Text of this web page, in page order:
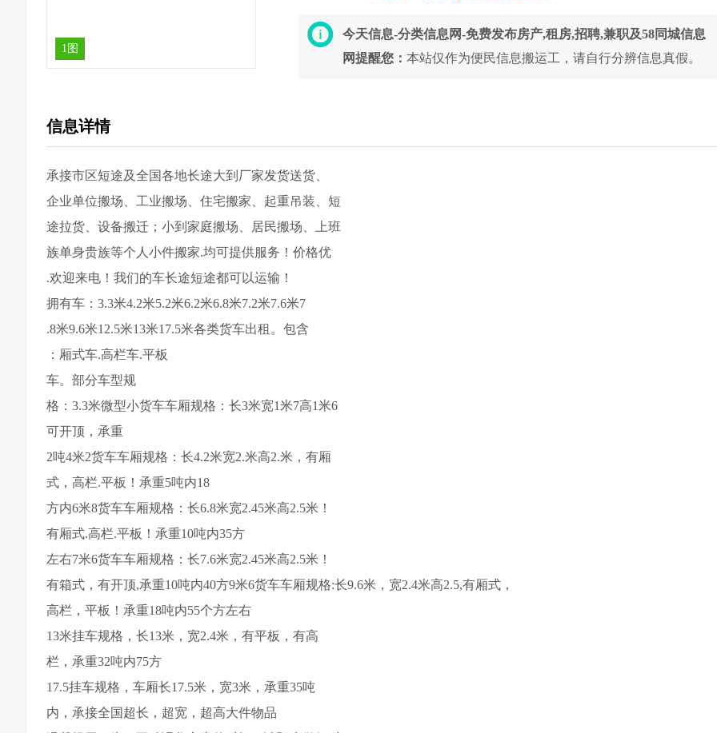
1图
今天信息-分类信息网-免费发布房产,租房,招聘,兼职及58同城信息
网提醒您： 本站仅作为便民信息搬运工，请自行分辨信息真假。
信息详情
承接市区短途及全国各地长途大到厂家发货送货、
企业单位搬场、工业搬场、住宅搬家、起重吊装、短
途拉货、设备搬迁；小到家庭搬场、居民搬场、上班
族单身贵族等个人小件搬家.均可提供服务！价格优
.欢迎来电！我们的车长途短途都可以运输！
拥有车：3.3米4.2米5.2米6.2米6.8米7.2米7.6米7
.8米9.6米12.5米13米17.5米各类货车出租。包含
：厢式车.高栏车.平板
车。部分车型规
格：3.3米微型小货车车厢规格：长3米宽1米7高1米6
可开顶，承重
2吨4米2货车车厢规格：长4.2米宽2.米高2.米，有厢
式，高栏.平板！承重5吨内18
方内6米8货车车厢规格：长6.8米宽2.45米高2.5米！
有厢式.高栏.平板！承重10吨内35方
左右7米6货车车厢规格：长7.6米宽2.45米高2.5米！
有箱式，有开顶,承重10吨内40方9米6货车车厢规格:长9.6米，宽2.4米高2.5,有厢式，
高栏，平板！承重18吨内55个方左右
13米挂车规格，长13米，宽2.4米，有平板，有高
栏，承重32吨内75方
17.5挂车规格，车厢长17.5米，宽3米，承重35吨
内，承接全国超长，超宽，超高大件物品